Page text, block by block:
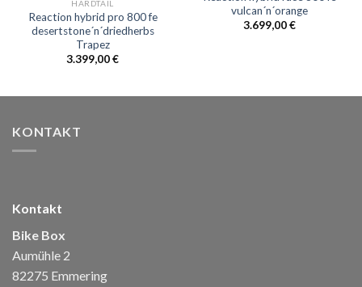
HARDTAIL
Reaction hybrid pro 800 fe
desertstone´n´driedherbs
Trapez
3.399,00€
vulcan´n´orange
3.699,00€
KONTAKT
Kontakt
Bike Box
Aumühle 2
82275 Emmering